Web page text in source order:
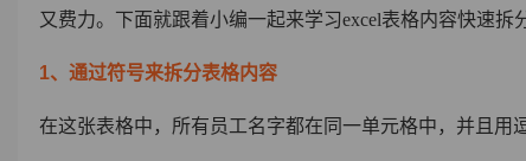
又费力。下面就跟着小编一起来学习excel表格内容快速拆
1、通过符号来拆分表格内容
在这张表格中，所有员工名字都在同一单元格中，并且用